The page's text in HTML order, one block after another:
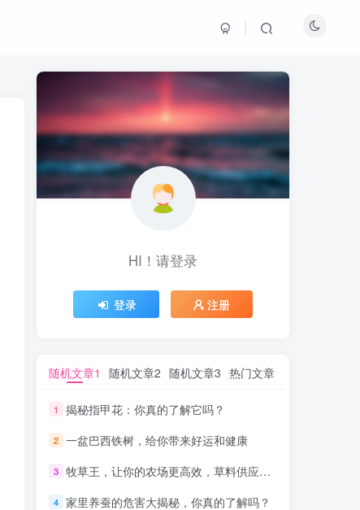
HI！请登录
登录 注册
随机文章1 随机文章2 随机文章3 热门文章
1 揭秘指甲花：你真的了解它吗？
2 一盆巴西铁树，给你带来好运和健康
3 牧草王，让你的农场更高效，草料供应不再烦恼！
4 家里养蚕的危害大揭秘，你真的了解吗？
HI！请登录
登录 注册
随机文章1 随机文章2 随机文章3 热门文章
1 揭秘指甲花：你真的了解它吗？
2 一盆巴西铁树，给你带来好运和健康
3 牧草王，让你的农场更高效，草料供应不再烦恼！
4 家里养蚕的危害大揭秘，你真的了解吗？